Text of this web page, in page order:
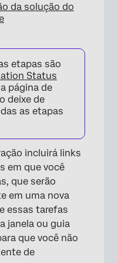
da solução do
etapas são
Status
página de
deixe de
as etapas
incluirá links
em que você
que serão
em uma nova
essas tarefas
janela ou guia
que você não
de